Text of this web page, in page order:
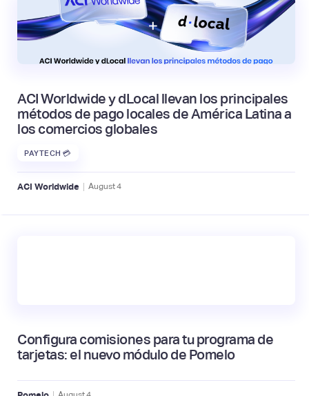
ACI Worldwide y dLocal llevan los principales
métodos de pago locales de América Latina a
los comercios globales
PAYTECH 💳
ACI Worldwide | August4
Configura comisiones para tu programa de
tarjetas: el nuevo módulo de Pomelo